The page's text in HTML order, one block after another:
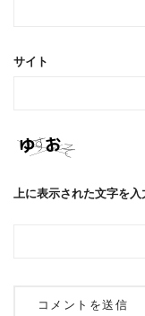
サイト
上に表示された文字を入